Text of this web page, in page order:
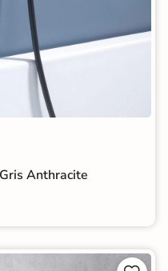
Anthracite